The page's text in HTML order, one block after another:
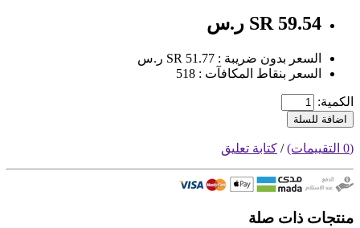
SR 59.54 ر.س
السعر بدون ضريبة : SR 51.77 ر.س
السعر بنقاط المكافآت : 518
الكمية:
اضافة للسلة
(0 التقييمات) / كتابة تعليق
منتجات ذات صلة